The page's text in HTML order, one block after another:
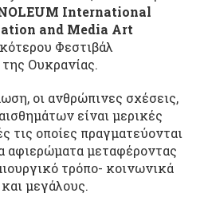
International
and Media Art
Φεστιβάλ
Ουκρανίας.
οι ανθρώπινες σχέσεις,
είναι μερικές
τις οποίες πραγματεύονται
αφιερώματα μεταφέροντας
τρόπο- κοινωνικά
μεγάλους.